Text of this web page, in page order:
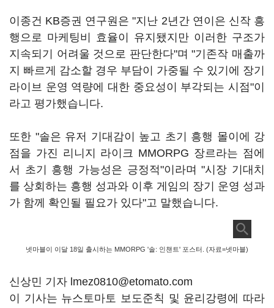
이종건 KB증권 연구원은 "지난 2년간 연이은 신작 흥
행으로 마케팅비 효율이 유지됐지만 이러한 구조가
지속되기 어려울 것으로 판단한다"며 "기존작 매출까
지 빠르게 감소할 경우 부담이 가중될 수 있기에 장기
라이브 운영 역량에 대한 중요성이 부각되는 시점"이
라고 평가했습니다.
또한 "솔은 유저 기대감이 높고 초기 흥행 몰이에 강
점을 가진 리니지 라이크 MMORPG 장르라는 점에
서 초기 흥행 가능성은 긍정적"이라며 "시장 기대치
를 상회하는 흥행 성과와 이후 게임의 장기 운영 성과
가 함께 확인될 필요가 있다"고 말했습니다.
넷마블이 이달 18일 출시하는 MMORPG '솔: 인챈트' 포스터. (자료=넷마블)
신상민 기자 lmez0810@etomato.com
이 기사는 뉴스토마토 보도준칙 및 윤리강령에 따라